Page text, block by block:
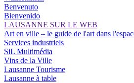
Benvenuto
Bienvenido
LAUSANNE SUR LE WEB
Art en ville – le guide de l'art dans
Services industriels
SiL Multimédia
Vins de la Ville
Lausanne Tourisme
Lausanne à table